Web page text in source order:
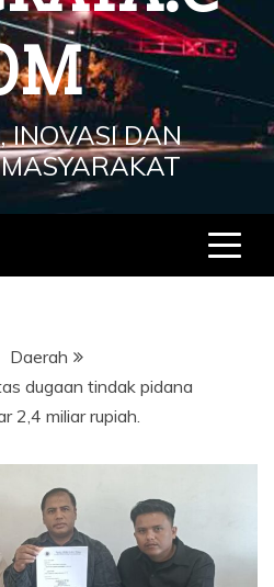
INOVASI DAN
Daerah
dugaan tindak pidana
2,4 miliar rupiah.